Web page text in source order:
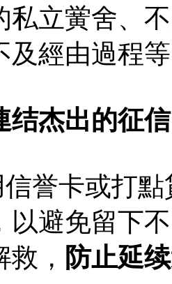
私立黉舍、
及經由過程
结杰出的征信
誉卡或打
以避免留下
， 防止延